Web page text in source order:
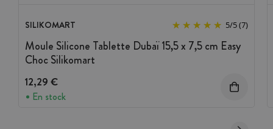
SILIKOMART 5/5(7)
Moule Silicone Tablette Dubaï 15,5 x 7,5 cm Easy
Choc Silikomart
12,29 €
En stock